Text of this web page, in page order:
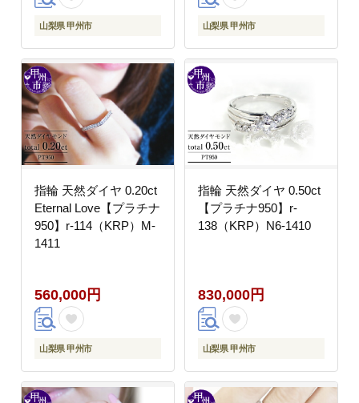
山梨県 甲州市 山梨県 甲州市
指輪 天然ダイヤ 0.20ct
Eternal Love【プラチナ
950】r-114（KRP）M-
1411
560,000円
山梨県 甲州市
指輪 天然ダイヤ 0.50ct
【プラチナ950】r-
138（KRP）N6-1410
830,000円
山梨県 甲州市